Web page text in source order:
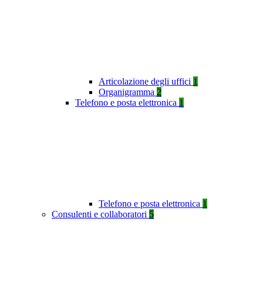
Articolazione degli uffici 1
Organigramma 2
Telefono e posta elettronica 1
Telefono e posta elettronica 1
Consulenti e collaboratori 5